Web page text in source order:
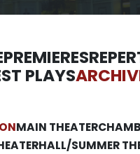
PREMIERES
PLAYS
MAIN THEATER
HALL/SUMMER